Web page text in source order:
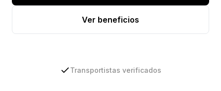
Ver beneficios
Transportistas verificados